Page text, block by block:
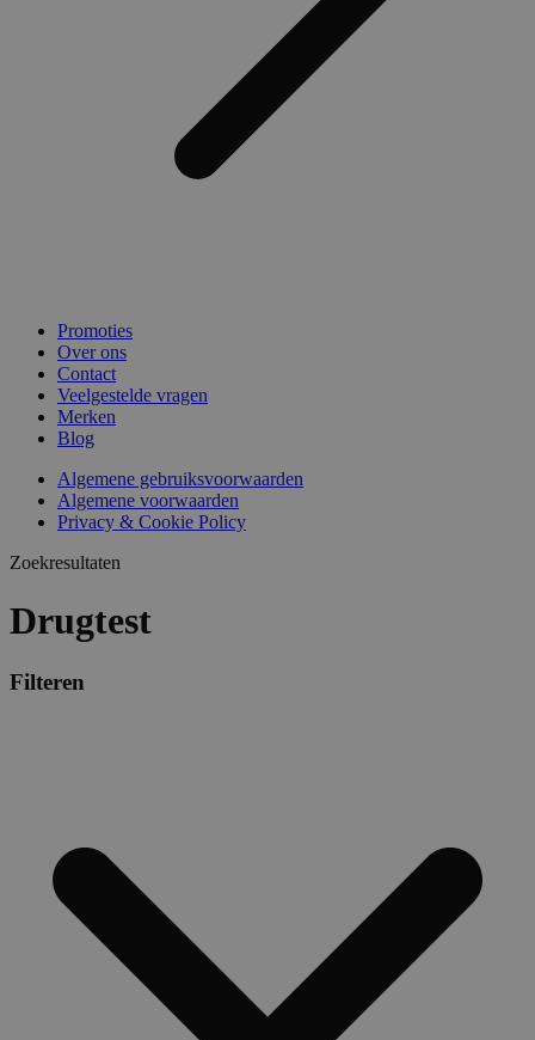
Promoties
Over ons
Contact
Veelgestelde vragen
Merken
Blog
Algemene gebruiksvoorwaarden
Algemene voorwaarden
Privacy & Cookie Policy
Zoekresultaten
Drugtest
Filteren